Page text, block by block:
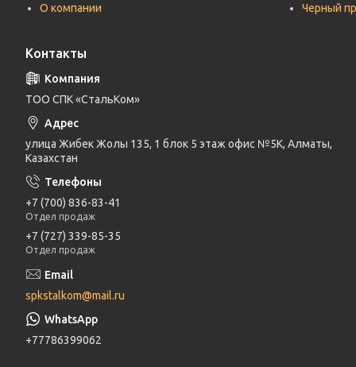
О компании
Черный
Контакты
ТОО СПК «СтальКом»
улица Жибек Жолы 135, 1 блок 5 этаж офис №5К, Алматы,
Казахстан
+7 (700) 836-83-41
Отдел продаж
+7 (727) 339-85-35
Отдел продаж
spkstalkom@mail.ru
+77786399062